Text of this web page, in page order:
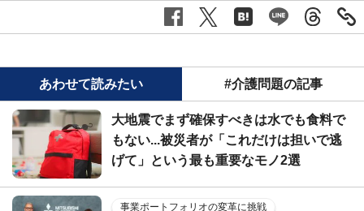
あわせて読みたい #介護問題の記事
大地震でまず確保すべきは水でも食料で
もない...被災者が「これだけは担いで逃
げて」という最も重要なモノ2選
事業ポートフォリオの変革に挑戦